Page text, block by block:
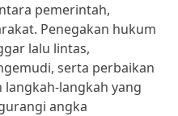
pemerintah,
Penegakan hukum
lalu lintas,
serta perbaikan
langkah yang
angka